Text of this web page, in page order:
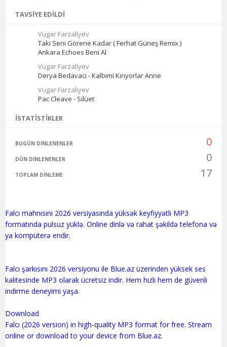
TAVSIYE EDILDI
Vugar Farzaliyev
Taki Seni Görene Kadar ( Ferhat Güneş Remix )
Ankara Echoes Beni Al
Vugar Farzaliyev
Derya Bedavacı - Kalbimi Kırıyorlar Anne
Vugar Farzaliyev
Pac Cleave - Silüet
İSTATISTIKLER
BUGÜN DINLENENLER 0
DÜN DINLENENLER 0
TOPLAM DINLEME 17
Falcı mahnısını 2026 versiyasında yüksək keyfiyyətli MP3
formatında pulsuz yüklə. Online dinlə və rahat şəkildə telefona və
ya kompüterə endir.
Falcı şarkısını 2026 versiyonu ile Blue.az üzerinden yüksek ses
kalitesinde MP3 olarak ücretsiz indir. Hem hızlı hem de güvenli
indirme deneyimi yaşa.
Download
Falcı (2026 version) in high-quality MP3 format for free. Stream
online or download to your device from Blue.az.